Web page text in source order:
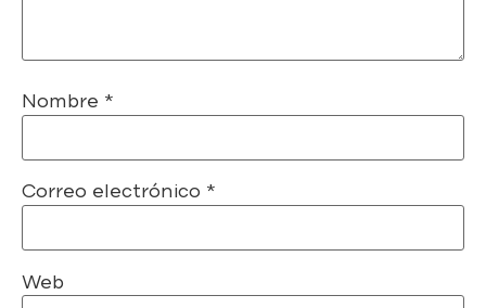
Nombre *
Correo electrónico *
Web